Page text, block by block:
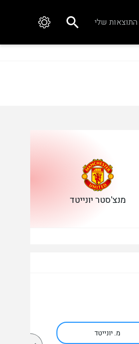
התוצאות שלי
מנצ'סטר יונייטד
מ. יונייטד